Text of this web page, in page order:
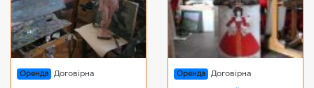
Оренда Договірна Оренда Договірна